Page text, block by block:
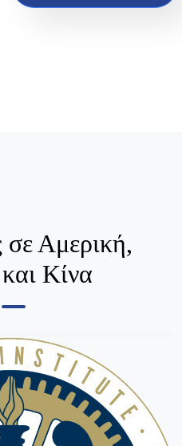
σε Αμερική,
Κίνα